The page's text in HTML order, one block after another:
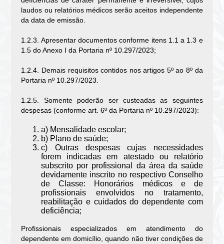
laudos ou relatórios médicos serão aceitos independente
da data de emissão.
1.2.3. Apresentar documentos conforme itens 1.1 a 1.3 e
1.5 do Anexo I da Portaria nº 10.297/2023;
1.2.4. Demais requisitos contidos nos artigos 5º ao 8º da
Portaria nº 10.297/2023.
1.2.5. Somente poderão ser custeadas as seguintes
despesas (conforme art. 6º da Portaria nº 10.297/2023):
a) Mensalidade escolar;
b) Plano de saúde;
c) Outras despesas cujas necessidades
forem indicadas em atestado ou relatório
subscrito por profissional da área da saúde
devidamente inscrito no respectivo Conselho
de Classe: Honorários médicos e de
profissionais envolvidos no tratamento,
reabilitação e cuidados do dependente com
deficiência;
Profissionais especializados em atendimento do
dependente em domicílio, quando não tiver condições de